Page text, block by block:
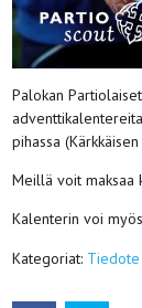
Palokan
pihassa
Meillä voit maksaa
Kalenterin voi
Kategoriat: Tiedote